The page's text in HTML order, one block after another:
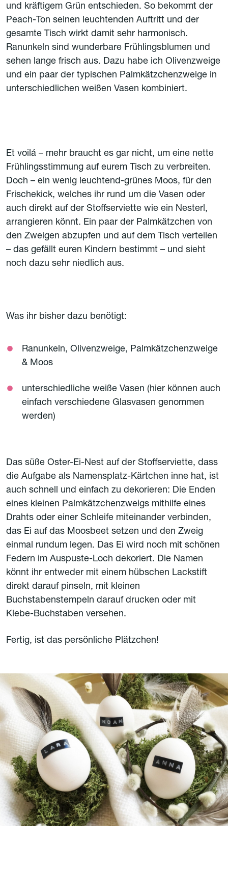
und kräftigem Grün entschieden. So bekommt der
Peach-Ton seinen leuchtenden Auftritt und der
gesamte Tisch wirkt damit sehr harmonisch.
Ranunkeln sind wunderbare Frühlingsblumen und
sehen lange frisch aus. Dazu habe ich Olivenzweige
und ein paar der typischen Palmkätzchenzweige in
unterschiedlichen weißen Vasen kombiniert.
Et voilá – mehr braucht es gar nicht, um eine nette
Frühlingsstimmung auf eurem Tisch zu verbreiten.
Doch – ein wenig leuchtend-grünes Moos, für den
Frischekick, welches ihr rund um die Vasen oder
auch direkt auf der Stoffserviette wie ein Nesterl,
arrangieren könnt. Ein paar der Palmkätzchen von
den Zweigen abzupfen und auf dem Tisch verteilen
– das gefällt euren Kindern bestimmt – und sieht
noch dazu sehr niedlich aus.
Was ihr bisher dazu benötigt:
Ranunkeln, Olivenzweige, Palmkätzchenzweige
& Moos
unterschiedliche weiße Vasen (hier können auch
einfach verschiedene Glasvasen genommen
werden)
Das süße Oster-Ei-Nest auf der Stoffserviette, dass
die Aufgabe als Namensplatz-Kärtchen inne hat, ist
auch schnell und einfach zu dekorieren: Die Enden
eines kleinen Palmkätzchenzweigs mithilfe eines
Drahts oder einer Schleife miteinander verbinden,
das Ei auf das Moosbeet setzen und den Zweig
einmal rundum legen. Das Ei wird noch mit schönen
Federn im Auspuste-Loch dekoriert. Die Namen
könnt ihr entweder mit einem hübschen Lackstift
direkt darauf pinseln, mit kleinen
Buchstabenstempeln darauf drucken oder mit
Klebe-Buchstaben versehen.
Fertig, ist das persönliche Plätzchen!